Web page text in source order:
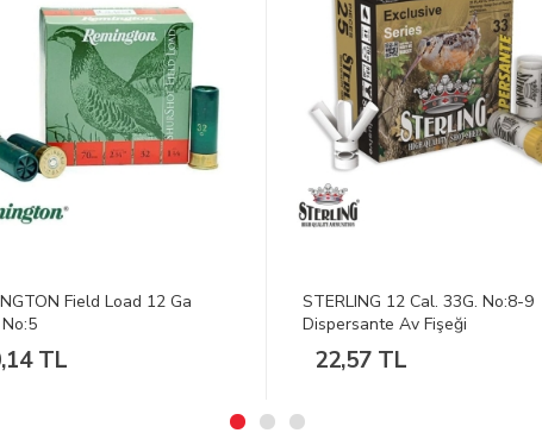
12 Cal. 33G. No:8-9
Av Fişeği
TL
STERLING 12 Cal. Magnum 50 G.
No: 05 Av Fişeği
22,31 TL